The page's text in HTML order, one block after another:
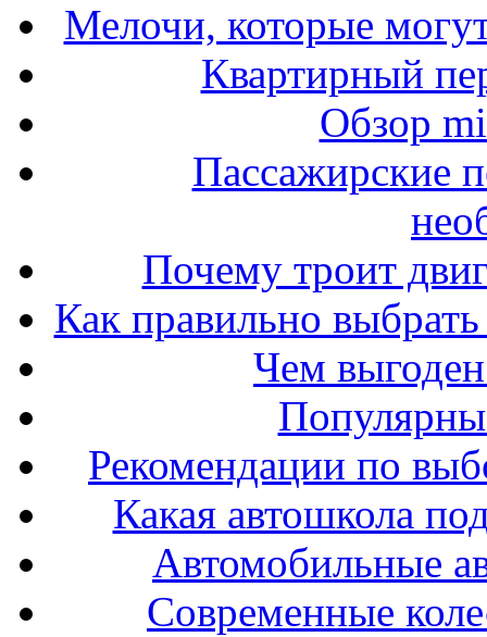
Мелочи, которые
Квартирный
Обзор
Пассажирские
Почему троит
Как правильно выбрать
Чем
Рекомендации по
Какая автошкола
Автомобильные
Современные